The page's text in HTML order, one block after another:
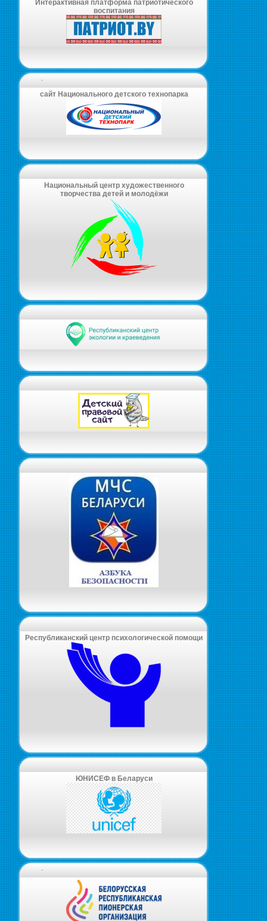
Интерактивная платформа патриотического
воспитания
-
сайт Национального детского технопарка
Национальный центр художественного
творчества детей и молодёжи
Республиканский центр психологической помощи
ЮНИСЕФ в Беларуси
-